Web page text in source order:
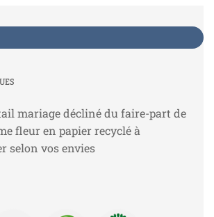
mariage décliné du faire-part de
fleur en papier recyclé à
selon vos envies